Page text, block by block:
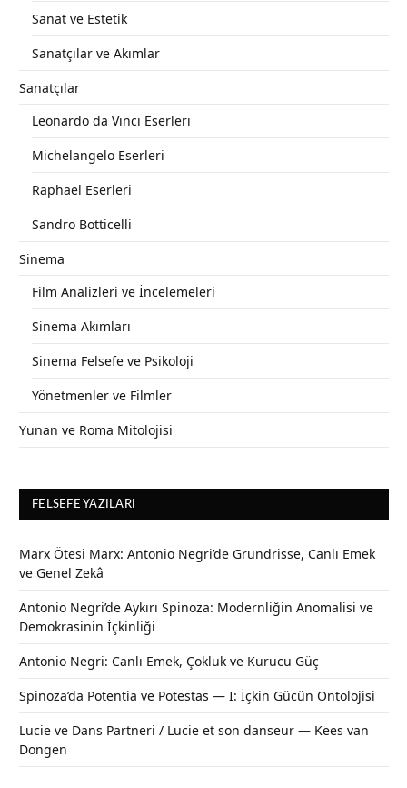
Sanat ve Estetik
Sanatçılar ve Akımlar
Sanatçılar
Leonardo da Vinci Eserleri
Michelangelo Eserleri
Raphael Eserleri
Sandro Botticelli
Sinema
Film Analizleri ve İncelemeleri
Sinema Akımları
Sinema Felsefe ve Psikoloji
Yönetmenler ve Filmler
Yunan ve Roma Mitolojisi
FELSEFE YAZILARI
Marx Ötesi Marx: Antonio Negri’de Grundrisse, Canlı Emek
ve Genel Zekâ
Antonio Negri’de Aykırı Spinoza: Modernliğin Anomalisi ve
Demokrasinin İçkinliği
Antonio Negri: Canlı Emek, Çokluk ve Kurucu Güç
Spinoza’da Potentia ve Potestas — I: İçkin Gücün Ontolojisi
Lucie ve Dans Partneri / Lucie et son danseur — Kees van
Dongen